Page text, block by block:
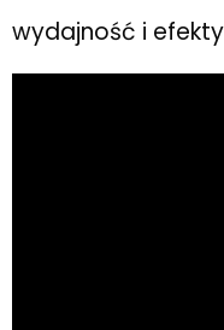
wydajność i